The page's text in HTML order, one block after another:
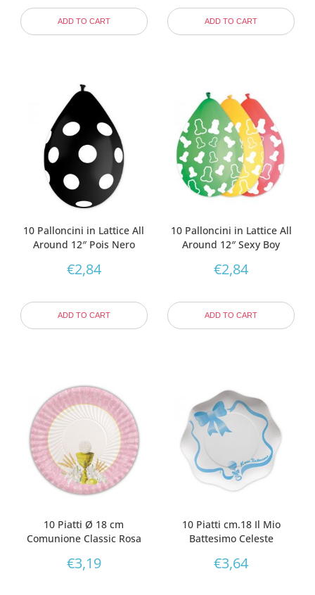
ADD TO CART ADD TO CART
10 Palloncini in Lattice All
Around 12″ Pois Nero
€2,84
ADD TO CART
10 Palloncini in Lattice All
Around 12″ Sexy Boy
€2,84
ADD TO CART
10 Piatti Ø 18 cm
Comunione Classic Rosa
€3,19
10 Piatti cm.18 Il Mio
Battesimo Celeste
€3,64